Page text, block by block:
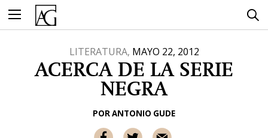
contenido
LITERATURA, MAYO 22, 2012
ACERCA DE LA SERIE
NEGRA
PORANTONIO GUDE